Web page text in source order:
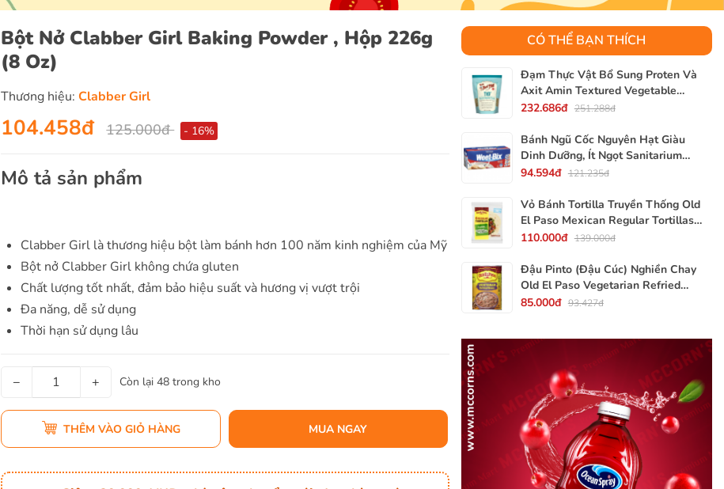
Bột Nở Clabber Girl Baking Powder , Hộp 226g
(8 Oz)
Thương hiệu: Clabber Girl
104.458đ 125.000đ - 16%
Mô tả sản phẩm
Clabber Girl là thương hiệu bột làm bánh hơn 100 năm kinh nghiệm của Mỹ
Bột nở Clabber Girl không chứa gluten
Chất lượng tốt nhất, đảm bảo hiệu suất và hương vị vượt trội
Đa năng, dễ sử dụng
Thời hạn sử dụng lâu
− + Còn lại 48 trong kho
THÊM VÀO GIỎ HÀNG MUA NGAY
CÓ THỂ BẠN THÍCH
Đạm Thực Vật Bổ Sung Proten Và
Axit Amin Textured Vegetable
Protein TVP Bob's Red Mill, Gói
232.686đ 251.288đ
Bánh Ngũ Cốc Nguyên Hạt Giàu
Dinh Dưỡng, Ít Ngọt Sanitarium
Weet-Bix, Hộp 375g
94.594đ 121.235đ
Vỏ Bánh Tortilla Truyền Thống Old
El Paso Mexican Regular Tortillas
Flour, Gói 240g (Gói 6 Vỏ)
110.000đ 139.000đ
Đậu Pinto (Đậu Cúc) Nghiền Chay
Old El Paso Vegetarian Refried
Beans, Lon 453g (16 Oz.) 1 Lb.
85.000đ 93.427đ